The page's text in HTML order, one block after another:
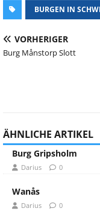
BURGEN IN
VORHERIGER
Burg Månstorp Slott
ÄHNLICHE ARTIKEL
Burg Gripsholm
Darius 0
Wanås
Darius 0